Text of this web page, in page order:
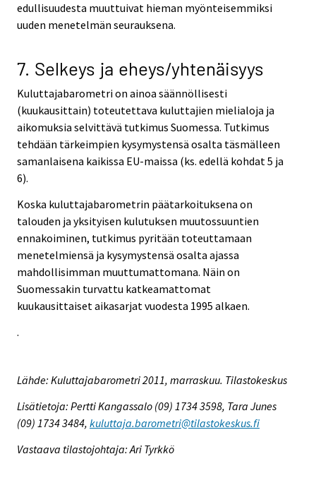
edullisuudesta muuttuivat hieman myönteisemmiksi
uuden menetelmän seurauksena.
7. Selkeys ja eheys/yhtenäisyys
Kuluttajabarometri on ainoa säännöllisesti
(kuukausittain) toteutettava kuluttajien mielialoja ja
aikomuksia selvittävä tutkimus Suomessa. Tutkimus
tehdään tärkeimpien kysymystensä osalta täsmälleen
samanlaisena kaikissa EU-maissa (ks. edellä kohdat 5 ja
6).
Koska kuluttajabarometrin päätarkoituksena on
talouden ja yksityisen kulutuksen muutossuuntien
ennakoiminen, tutkimus pyritään toteuttamaan
menetelmiensä ja kysymystensä osalta ajassa
mahdollisimman muuttumattomana. Näin on
Suomessakin turvattu katkeamattomat
kuukausittaiset aikasarjat vuodesta 1995 alkaen.
.
Lähde: Kuluttajabarometri 2011, marraskuu. Tilastokeskus
Lisätietoja: Pertti Kangassalo (09) 1734 3598, Tara Junes
(09) 1734 3484, kuluttaja.barometri@tilastokeskus.fi
Vastaava tilastojohtaja: Ari Tyrkkö